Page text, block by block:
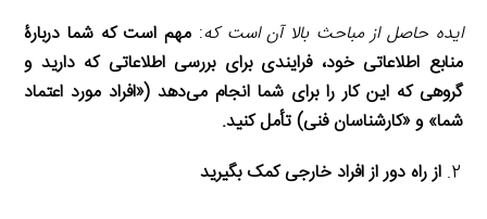
ایده حاصل از مباحث بالا آن است که: مهم است که شما دربارۀ
منابع اطلاعاتی خود، فرایندی برای بررسی اطلاعاتی که دارید و
گروهی که این کار را برای شما انجام می‌دهد («افراد مورد اعتماد
شما» و «کارشناسان فنی) تأمل کنید.
از راه دور از افراد خارجی کمک بگیرید